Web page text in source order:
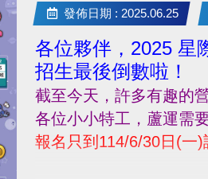
發佈日期 : 2025.06.25
各位夥伴，2025 星
招生最後倒數啦！
截至今天，許多有趣的
各位小小特工‍，蘆運需
報名只到114/6/30日(一